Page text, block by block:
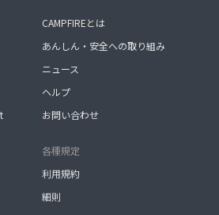
CAMPFIREとは
あんしん・安全への取り組み
ニュース
ヘルプ
お問い合わせ
各種規定
利用規約
細則